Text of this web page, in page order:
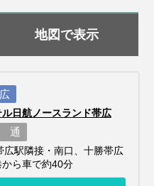
地図で表示
ル日航ノースランド帯広
通
広駅隣接・南口、十勝帯広
から車で約40分